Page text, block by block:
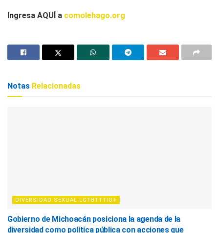
Ingresa AQUÍ a comolehago.org
Notas Relacionadas
DIVERSIDAD SEXUAL LGTBTTTIQ+
Gobierno de Michoacán posiciona la agenda de la
diversidad como política pública con acciones que